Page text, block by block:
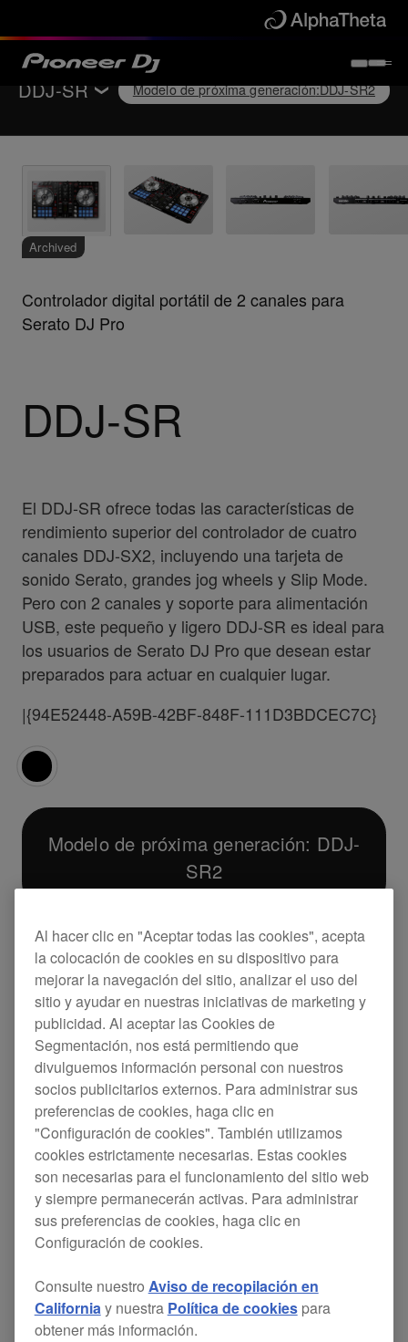
DDJ-SR Modelo de próxima generación:DDJ-SR2
Características principales
Especificaciones
Soporte
Modelo de próxima generación:DDJ-SR2
Archived
Controlador digital portátil de 2 canales para
Serato DJ Pro
DDJ-SR
El DDJ-SR ofrece todas las características de
rendimiento superior del controlador de cuatro
canales DDJ-SX2, incluyendo una tarjeta de
sonido Serato, grandes jog wheels y Slip Mode.
Pero con 2 canales y soporte para alimentación
USB, este pequeño y ligero DDJ-SR es ideal para
los usuarios de Serato DJ Pro que desean estar
preparados para actuar en cualquier lugar.
|{94E52448-A59B-42BF-848F-111D3BDCEC7C}
Modelo de próxima generación: DDJ-
SR2
EspecificacionesSoporte
Características
principales
Al hacer clic en "Aceptar todas las cookies", acepta
la colocación de cookies en su dispositivo para
mejorar la navegación del sitio, analizar el uso del
sitio y ayudar en nuestras iniciativas de marketing y
publicidad. Al aceptar las Cookies de
Segmentación, nos está permitiendo que
divulguemos información personal con nuestros
socios publicitarios externos. Para administrar sus
preferencias de cookies, haga clic en
"Configuración de cookies". También utilizamos
cookies estrictamente necesarias. Estas cookies
son necesarias para el funcionamiento del sitio web
y siempre permanecerán activas. Para administrar
sus preferencias de cookies, haga clic en
Configuración de cookies.
Consulte nuestro Aviso de recopilación en
Californiay nuestra Política de cookiespara
obtener más información.